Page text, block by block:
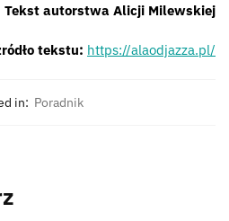
Tekst autorstwa Alicji Milewskiej
tekstu: https://alaodjazza.pl/
in: Poradnik